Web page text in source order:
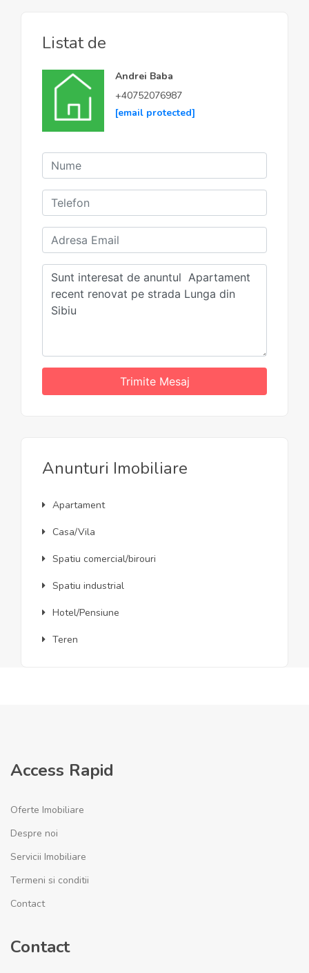
Listat de
Andrei Baba
+40752076987
[email protected]
Trimite Mesaj
Anunturi Imobiliare
Apartament
Casa/Vila
Spatiu comercial/birouri
Spatiu industrial
Hotel/Pensiune
Teren
Access Rapid
Oferte Imobiliare
Despre noi
Servicii Imobiliare
Termeni si conditii
Contact
Contact